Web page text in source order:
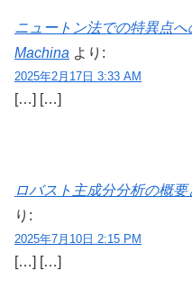
ニュートン法での特異点
Machina より:
2025年2月17日 3:33 AM
[…] […]
ロバスト主成分分析の概
り:
2025年7月10日 2:15 PM
[…] […]